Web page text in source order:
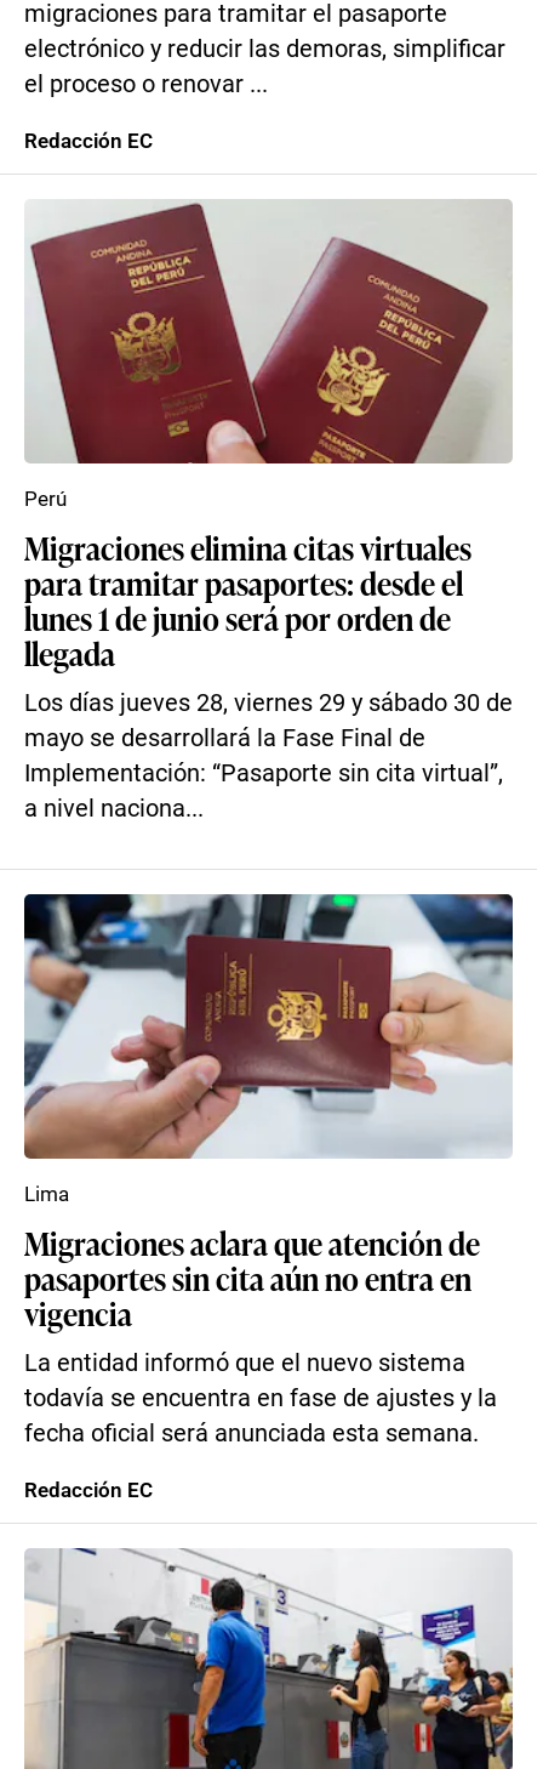
migraciones para tramitar el pasaporte
electrónico y reducir las demoras, simplificar
el proceso o renovar ...
Redacción EC
Migraciones elimina citas virtuales
para tramitar pasaportes: desde el
lunes 1 de junio será por orden de
llegada
Los días jueves 28, viernes 29 y sábado 30 de
mayo se desarrollará la Fase Final de
Implementación: “Pasaporte sin cita virtual”,
a nivel naciona...
Perú
Migraciones aclara que atención de
pasaportes sin cita aún no entra en
vigencia
La entidad informó que el nuevo sistema
todavía se encuentra en fase de ajustes y la
fecha oficial será anunciada esta semana.
Lima
Redacción EC